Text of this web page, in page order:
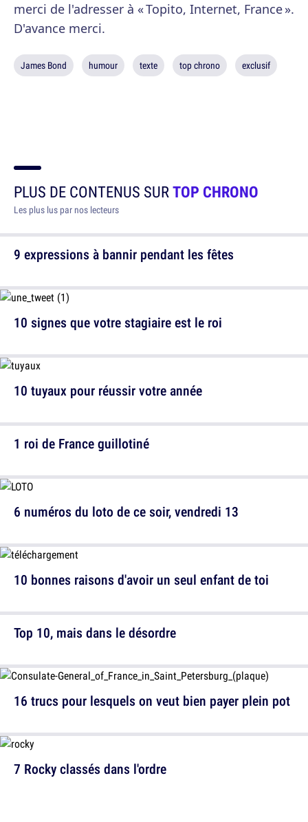
merci de l'adresser à « Topito, Internet, France ».
D'avance merci.
James Bond humour texte top chrono exclusif
PLUS DE CONTENUS SURTOP CHRONO
Les plus lus par nos lecteurs
9 expressions à bannir pendant les fêtes
10 tuyaux pour réussir votre année
10 bonnes raisons d'avoir un seul enfant de toi
16 trucs pour lesquels on veut bien payer plein pot
10 signes que votre stagiaire est le roi
1 roi de France guillotiné
6 numéros du loto de ce soir, vendredi 13
Top 10, mais dans le désordre
7 Rocky classés dans l'ordre